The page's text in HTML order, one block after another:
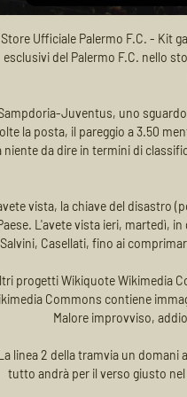
Store Ufficiale Palermo F.C. - Kit gara, abbigliamento e Acquista le maglie gara e i prodotti esclusivi del Palermo F.C. nello store ufficiale. Kit gara, abbigliamento e accessori: vivi la passione rosanero!

Sampdoria-Juventus, uno sguardo alle quote. Le quote vedono la Sampdoria vincente a 4 volte la posta, il pareggio a 3.50 mentre il successo della Juve è a 1.87. In una partita che non ha niente da dire in termini di classifica, è giusto tentare qualche giocata un po’ bizzarra, come …

L'avete vista, la chiave del disastro (politico, etico, economico, culturale) in cui si trova questo Paese. L'avete vista ieri, martedì, in diretta, nella sequenza andata in onda sulla crisi: Renzi, Salvini, Casellati, fino ai comprimari come Marcucci. Il che non vuol dire mettere tutti sullo

Altri progetti Wikiquote Wikimedia Commons Wikiquote contiene citazioni di o su Lucio Dalla Wikimedia Commons contiene immagini o altri file su Lucio Dalla Wikinotizie contiene l'articolo Malore improvviso, addio a Lucio Dalla , 1º marzo 2012 Collegamenti …

La linea 2 della tramvia un domani arriverà anche al Polo scientifico di Sesto Fiorentino: se tutto andrà per il verso giusto nel 2025 i convogli sfrecceranno sul nuovo percorso tra l’aeroporto di …

Bene anche Federica Arcidiacono che ha battuto Anita Bertolone per 6-3, 6-1. Conquistano il tabellone principale, l’azzurra De Ponti e l’argentina Kriwoy vincitrici rispettivamente sull’australiana Bozizevic e la slovena Erjavec.. mentre Jessica se la vedrà con Nuria Brancaccio …

Palermo notizie e approfondimenti - Repubblica.it Palermo, tutte le notizie: cronaca, politica, aggiornamenti in tempo reale. Le ultime dal comune. Calcio e sport locale. Meteo, traffico, appuntamenti.

Percorsi: Calcolare la distanza tra due città in auto e in linea d'aria in km e miglia, percorso sulla mappa, tempo di percorrenza, costi del carburante e consumo di carburante.

Accordo bilaterale Italia - Bulgaria. Anno 2000 – 17 ottobre MEMORANDUM D’INTESA tra il Governo della Repubblica d’Italia e il Governo della Repubblica di Bulgaria in materia di salute e di scienze mediche Testo del MEMORANDUM (pdf, 1,88 Mb) Firmato: a ROMA il 17 ottobre 2000 In vigore: alla data dell’ultima notifica tra le Parti

Questo sito fa uso di cookie, file di testo che vengono registrati sul terminale dell'utente oppure che consentono l'accesso ad informazioni sul terminale dell'utente.

L'annuncio del vincitore della ventisettesima giornata avverrà domenica 7 aprile, in diretta, durante la trasmissione Speciale Dilettanti, in onda su Tef Channel tutti le domeniche alle 18,50, condotta da Nicola Agostini con Elisa Duili. Ecco gli autori dei 15 gol più belli della ventisettesima giornata: Trestina-Cannara 1-1 01 Menchinella

Partendo dall’esperienza diretta su macchinari di vario tipo (smontaggio e montaggio di motori, robot, etc.) aiutare i giovani ad apprezzare i principi teorici scientifici che stanno alla base del loro funzionamento, cercando di fornir loro il “gusto del sapere consapevole”, quello che va aldilà dell’addestramento e dell’abilità.

Periodico sportivo edito dal Siena Club Fedelissimi Anno XXXVII lfe elis 677 Che bello è Sulla maglia bianconera spicca lo scudetto di Campioni d Italia, ma della passata stagione non è rimasto nessuno,

Cremonese, l'allenamento in vista del Palermo Gratis Pay. Indian Super League. Icon: Odisha. Odisha. Icon: Mohun Bagan SG. Mohun EFL Cup, sarà ancora Liverpool-Chelsea in finale come nel 2022 Liverpool FC ...

Film Streaming Italia. Il Google PlayStore si dimostra ancora una volta fonte ricca di applicazioni interessanti, scorrendo tra le varie app abbiamo trovato “filmi streaming italia“, app con all’interno tantissimi film e serie tv gratuite, facilmente accessibili con …

Cremonese-